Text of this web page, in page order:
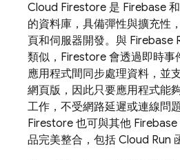
Cloud Firestore 是 Firebase 和
的資料庫，具備彈性與擴充性
頁和伺服器開發。與 Firebase
類似，Firestore 會透過即時事
應用程式間同步處理資料，並
網頁版，因此只要應用程式能
工作，不受網路延遲或連線問題
Firestore 也可與其他 Firebase
品完美整合，包括 Cloud Run